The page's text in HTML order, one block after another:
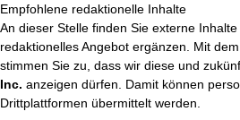
Empfohlene redaktionelle Inhalte
An dieser Stelle finden Sie externe Inhalte
redaktionelles Angebot ergänzen. Mit
stimmen Sie zu, dass wir diese und
Inc. anzeigen dürfen. Damit können
Drittplattformen übermittelt werden.